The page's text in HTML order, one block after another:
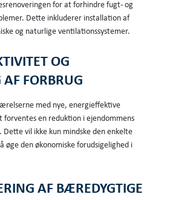
for at forhindre fugt- og
Dette inkluderer installation af
og naturlige ventilationssystemer.
OG
FORBRUG
med nye, energieffektive
forventes en reduktion i ejendommens
vil ikke kun mindske den enkelte
øge den økonomiske forudsigelighed i
AF BÆREDYGTIGE